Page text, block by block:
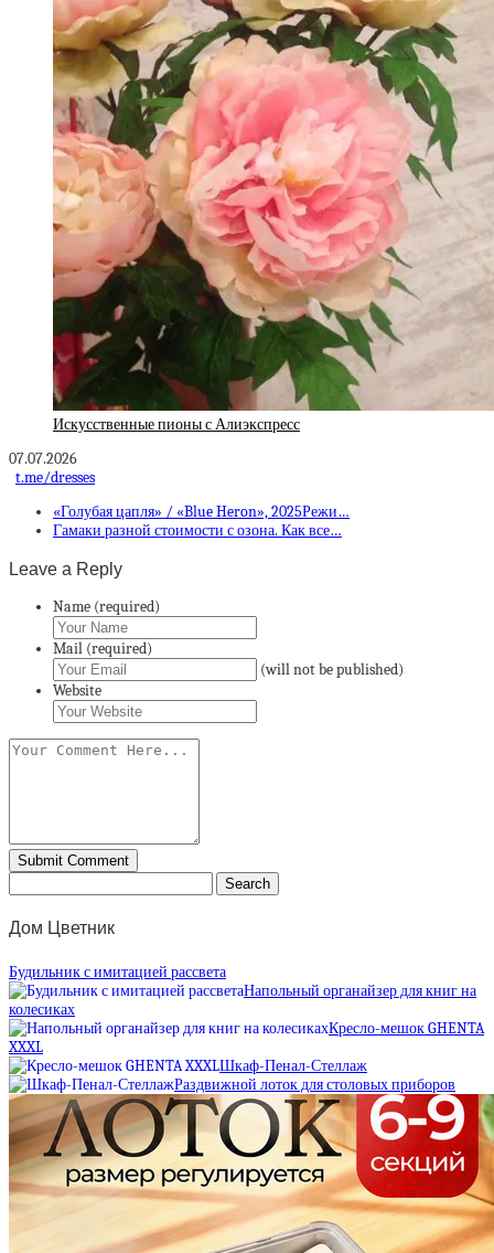
Искусственные пионы с Алиэкспресс
07.07.2026
t.me/dresses
«Голубая цапля» / «Blue Heron», 2025Режи…
Гамаки разной стоимости с озона. Как все…
Leave a Reply
Name (required)
Mail (required)
(will not be published)
Website
Дом Цветник
Будильник с имитацией рассвета
Напольный органайзер для книг на
колесиках
Кресло-мешок GHENTA
XXXL
Шкаф-Пенал-Стеллаж
Раздвижной лоток для столовых приборов